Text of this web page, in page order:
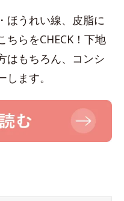
ほうれい線、皮脂に
ちらをCHECK！下地
はもちろん、コンシ
ます。